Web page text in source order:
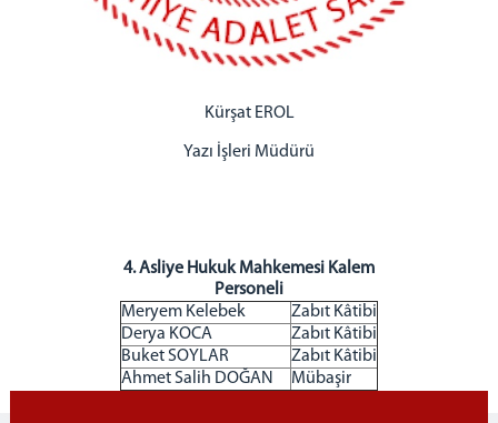
4. Asliye Hukuk Mahkemesi
Sulh Ceza Hakimliği/Sulh Hukuk Mahkemesi
İnfaz Hakimliği/İcra Ceza ve İcra Hukuk Mahkemeleri
Ceza ve Hukuk Mahkemleri Ön Bürosu
Kürşat EROL
Yazı İşleri Müdürü
4. Asliye Hukuk Mahkemesi Kalem
Personeli
Meryem Kelebek
Zabıt Kâtibi
Derya KOCA
Zabıt Kâtibi
Buket SOYLAR
Zabıt Kâtibi
Ahmet Salih DOĞAN
Mübaşir